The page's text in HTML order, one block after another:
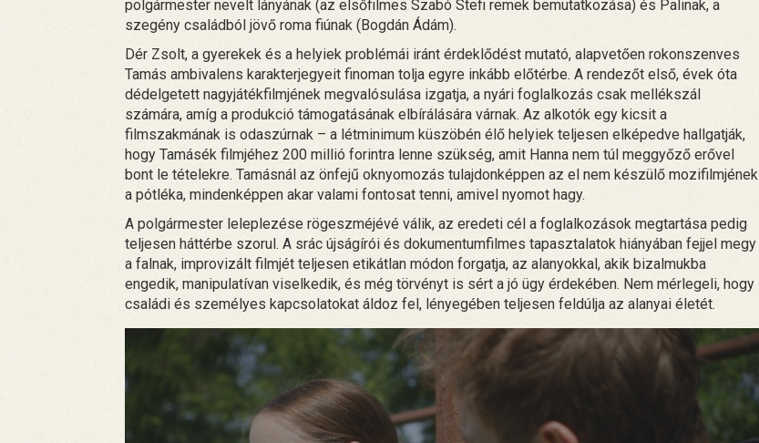
polgármester nevelt lányának (az elsőfilmes Szabó Stefi remek bemutatkozása) és Palinak, a
szegény családból jövő roma fiúnak (Bogdán Ádám).
Dér Zsolt, a gyerekek és a helyiek problémái iránt érdeklődést mutató, alapvetően rokonszenves
Tamás ambivalens karakterjegyeit finoman tolja egyre inkább előtérbe. A rendezőt első, évek óta
dédelgetett nagyjátékfilmjének megvalósulása izgatja, a nyári foglalkozás csak mellékszál
számára, amíg a produkció támogatásának elbírálására várnak. Az alkotók egy kicsit a
filmszakmának is odaszúrnak – a létminimum küszöbén élő helyiek teljesen elképedve hallgatják,
hogy Tamásék filmjéhez 200 millió forintra lenne szükség, amit Hanna nem túl meggyőző erővel
bont le tételekre. Tamásnál az önfejű oknyomozás tulajdonképpen az el nem készülő mozifilmjének
a pótléka, mindenképpen akar valami fontosat tenni, amivel nyomot hagy.
A polgármester leleplezése rögeszméjévé válik, az eredeti cél a foglalkozások megtartása pedig
teljesen háttérbe szorul. A srác újságírói és dokumentumfilmes tapasztalatok hiányában fejjel megy
a falnak, improvizált filmjét teljesen etikátlan módon forgatja, az alanyokkal, akik bizalmukba
engedik, manipulatívan viselkedik, és még törvényt is sért a jó ügy érdekében. Nem mérlegeli, hogy
családi és személyes kapcsolatokat áldoz fel, lényegében teljesen feldúlja az alanyai életét.